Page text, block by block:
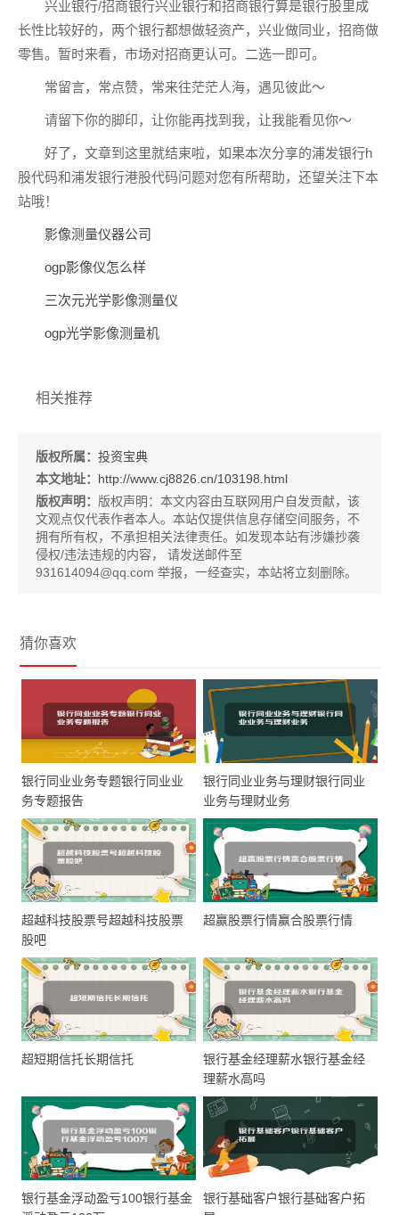
兴业银行/招商银行兴业银行和招商银行算是银行股里成
长性比较好的，两个银行都想做轻资产，兴业做同业，招商做
零售。暂时来看，市场对招商更认可。二选一即可。
常留言，常点赞，常来往茫茫人海，遇见彼此～
请留下你的脚印，让你能再找到我，让我能看见你～
好了，文章到这里就结束啦，如果本次分享的浦发银行h
股代码和浦发银行港股代码问题对您有所帮助，还望关注下本
站哦！
影像测量仪器公司
ogp影像仪怎么样
三次元光学影像测量仪
ogp光学影像测量机
相关推荐
版权所属： 投资宝典
本文地址： http://www.cj8826.cn/103198.html
版权声明： 版权声明： 本文内容由互联网用户自发贡献，该
文观点仅代表作者本人。本站仅提供信息存储空间服务，不
拥有所有权，不承担相关法律责任。如发现本站有涉嫌抄袭
侵权/违法违规的内容， 请发送邮件至
931614094@qq.com 举报，一经查实，本站将立刻删除。
猜你喜欢
银行同业业务专题银行同业业
务专题报告
银行同业业务与理财银行同业
业务与理财业务
超越科技股票号超越科技股票
股吧
超赢股票行情赢合股票行情
超短期信托长期信托
银行基金经理薪水银行基金经
理薪水高吗
银行基金浮动盈亏100银行基金
银行基础客户银行基础客户拓